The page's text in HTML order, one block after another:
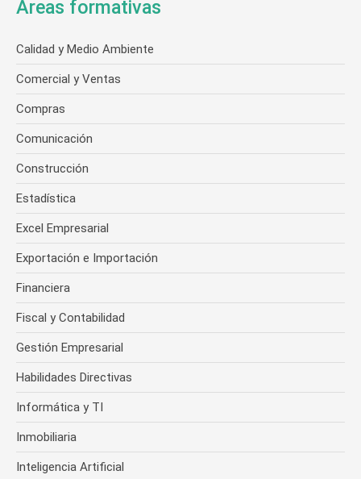
Áreas formativas
Calidad y Medio Ambiente
Comercial y Ventas
Compras
Comunicación
Construcción
Estadística
Excel Empresarial
Exportación e Importación
Financiera
Fiscal y Contabilidad
Gestión Empresarial
Habilidades Directivas
Informática y TI
Inmobiliaria
Inteligencia Artificial